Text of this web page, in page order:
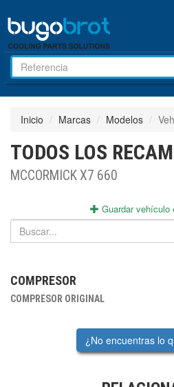
Inicio Marcas Modelos
TODOS LOS
MCCORMICK X7 660
Guardar vehículo
COMPRESOR
COMPRESOR ORIGINAL
¿No encuentras lo